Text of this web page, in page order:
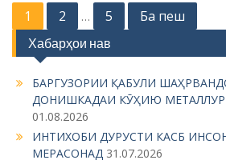
s
t
n
1 2 … 5 Ба пеш
Хабарҳои нав
БАРГУЗОРИИ ҚАБУЛИ
ДОНИШКАДАИ КӮҲИЮ
01.08.2026
ИНТИХОБИ ДУРУСТИ КАСБ
МЕРАСОНАД 31.07.2026